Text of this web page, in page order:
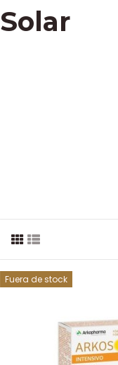
Solar
Fuera de stock